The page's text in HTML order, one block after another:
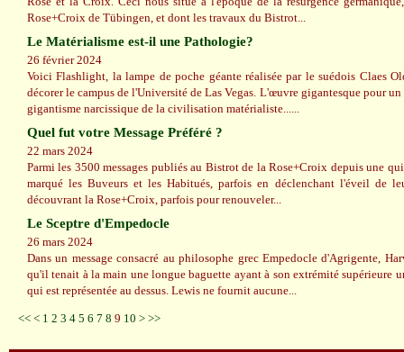
Rose+Croix de Tübingen, et dont les travaux du Bistrot...
Le Matérialisme est-il une Pathologie?
26 février 2024
Voici Flashlight, la lampe de poche géante réalisée par le suédois Claes
décorer le campus de l'Université de Las Vegas. L'œuvre gigantesque pour
gigantisme narcissique de la civilisation matérialiste......
Quel fut votre Message Préféré ?
22 mars 2024
Parmi les 3500 messages publiés au Bistrot de la Rose+Croix depuis une
marqué les Buveurs et les Habitués, parfois en déclenchant l'éveil de
découvrant la Rose+Croix, parfois pour renouveler...
Le Sceptre d'Empedocle
26 mars 2024
Dans un message consacré au philosophe grec Empedocle d'Agrigente,
qu'il tenait à la main une longue baguette ayant à son extrémité supérieure
qui est représentée au dessus. Lewis ne fournit aucune...
<< < 1 2 3 4 5 6 7 8 9 10 20
30
40
50
60
70
80
90
100
> >>